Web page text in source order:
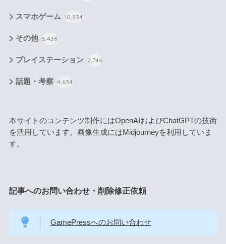
スマホゲーム 10,834
その他 5,438
プレイステーション 2,746
話題・考察 4,634
本サイトのコンテンツ制作にはOpenAIおよびChatGPTの技術
を活用しています。画像生成にはMidjourneyを利用していま
す。
記事へのお問い合わせ・削除修正依頼
GamePressへのお問い合わせ